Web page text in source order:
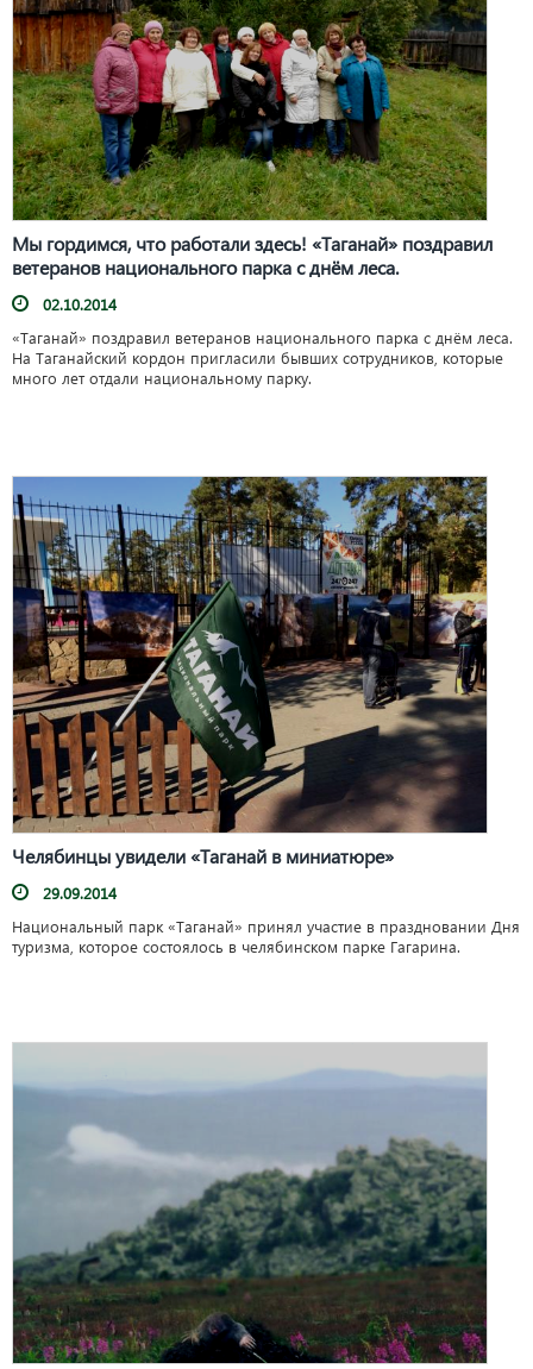
Мы гордимся, что работали здесь! «Таганай» поздравил
ветеранов национального парка с днём леса.
02.10.2014
«Таганай» поздравил ветеранов национального парка с днём леса.
На Таганайский кордон пригласили бывших сотрудников, которые
много лет отдали национальному парку.
Челябинцы увидели «Таганай в миниатюре»
29.09.2014
Национальный парк «Таганай» принял участие в праздновании Дня
туризма, которое состоялось в челябинском парке Гагарина.